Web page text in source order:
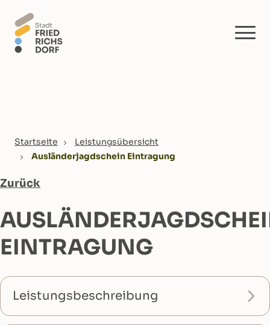
You are here:
Startseite
Leistungsübersicht
Ausländerjagdschein Eintragung
Zurück
EINTRAGUNG
Leistungsbeschreibung